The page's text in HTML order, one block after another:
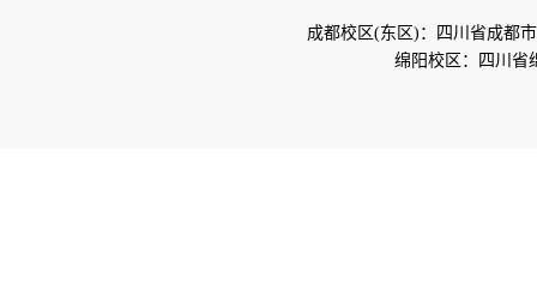
成都校区(东区)：四川省成都
绵阳校区：四川省